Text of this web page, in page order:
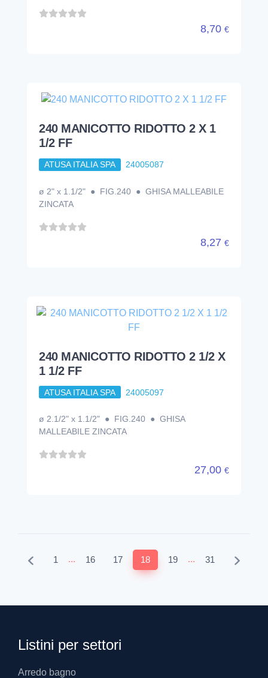
8,70 €
240 MANICOTTO RIDOTTO 2 X 1
1/2 FF
ATUSA ITALIA SPA 24005087
ø 2" x 1.1/2" ● FIG.240 ● GHISA MALLEABILE
ZINCATA
8,27 €
240 MANICOTTO RIDOTTO 2 1/2 X
1 1/2 FF
ATUSA ITALIA SPA 24005097
ø 2.1/2" x 1.1/2" ● FIG.240 ● GHISA
MALLEABILE ZINCATA
27,00 €
1 ... 16 17 18 19 ... 31
Listini per settori
Arredo bagno